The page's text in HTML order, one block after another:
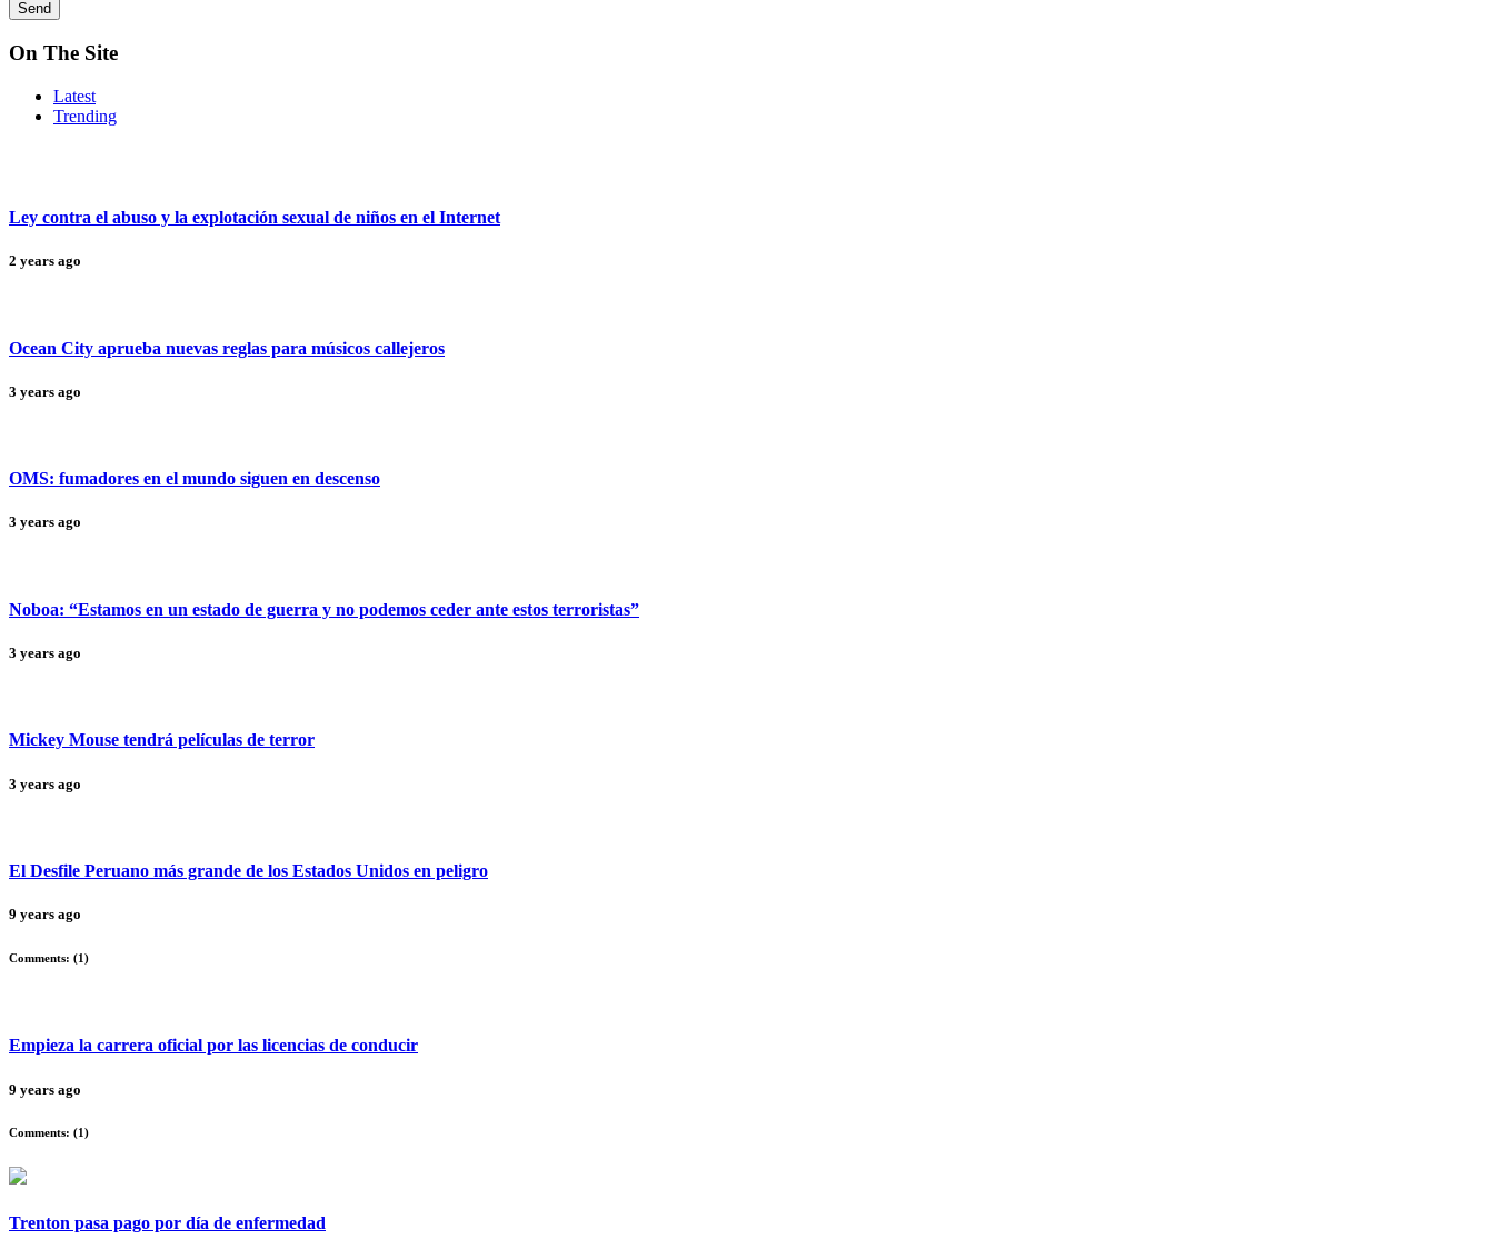
On The Site
Latest
Trending
Ley contra el abuso y la explotación sexual de niños en el Internet
2 years ago
Ocean City aprueba nuevas reglas para músicos callejeros
3 years ago
OMS: fumadores en el mundo siguen en descenso
3 years ago
Noboa: “Estamos en un estado de guerra y no podemos ceder ante estos terroristas”
3 years ago
Mickey Mouse tendrá películas de terror
3 years ago
El Desfile Peruano más grande de los Estados Unidos en peligro
9 years ago
Comments: (1)
Empieza la carrera oficial por las licencias de conducir
9 years ago
Comments: (1)
Trenton pasa pago por día de enfermedad